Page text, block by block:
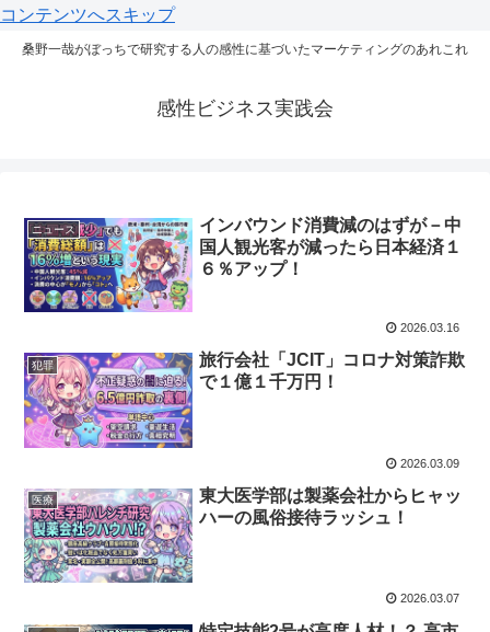
コンテンツへスキップ
桑野一哉がぼっちで研究する人の感性に基づいたマーケティングのあれこれ
感性ビジネス実践会
ニュース
インバウンド消費減のはずが－中
国人観光客が減ったら日本経済１
６％アップ！
2026.03.16
犯罪
旅行会社「JCIT」コロナ対策詐欺
で１億１千万円！
2026.03.09
医療
東大医学部は製薬会社からヒャッ
ハーの風俗接待ラッシュ！
2026.03.07